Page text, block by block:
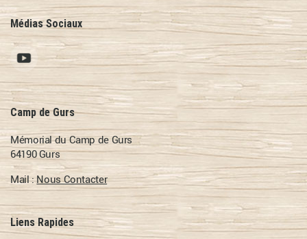
Médias Sociaux
Camp de Gurs
Mémorial du Camp de Gurs
64190 Gurs
Mail :Nous Contacter
Liens Rapides